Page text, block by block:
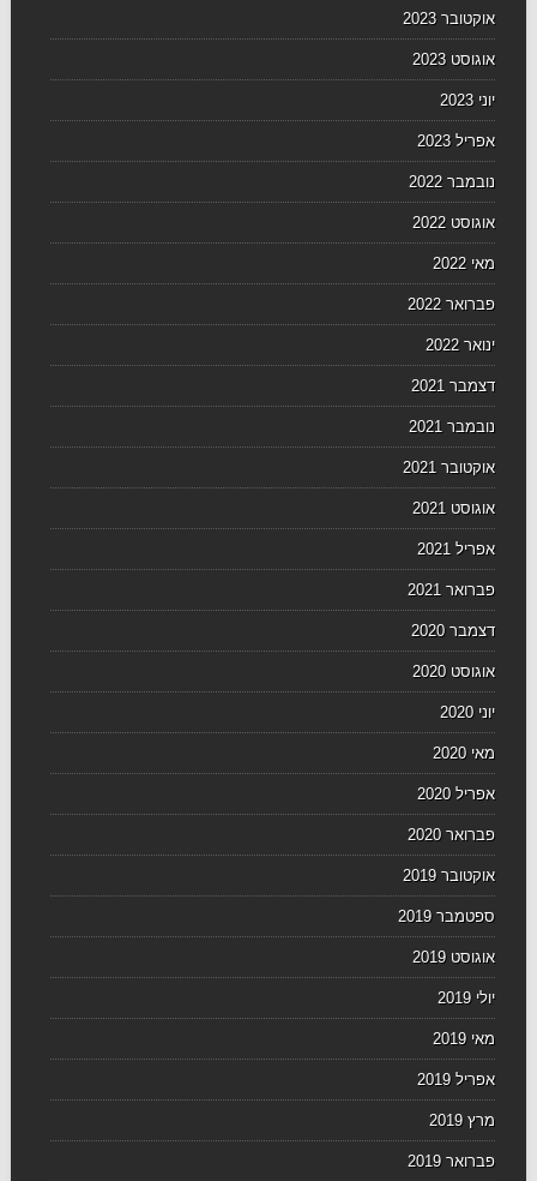
אוקטובר 2023
אוגוסט 2023
יוני 2023
אפריל 2023
נובמבר 2022
אוגוסט 2022
מאי 2022
פברואר 2022
ינואר 2022
דצמבר 2021
נובמבר 2021
אוקטובר 2021
אוגוסט 2021
אפריל 2021
פברואר 2021
דצמבר 2020
אוגוסט 2020
יוני 2020
מאי 2020
אפריל 2020
פברואר 2020
אוקטובר 2019
ספטמבר 2019
אוגוסט 2019
יולי 2019
מאי 2019
אפריל 2019
מרץ 2019
פברואר 2019